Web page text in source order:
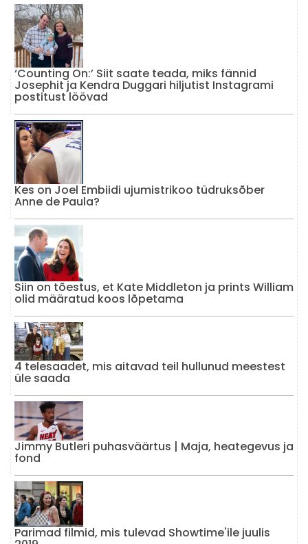
‘Counting On:’ Siit saate teada, miks fännid
Josephit ja Kendra Duggari hiljutist Instagrami
postitust löövad
Kes on Joel Embiidi ujumistrikoo tüdruksõber
Anne de Paula?
Siin on tõestus, et Kate Middleton ja prints William
olid määratud koos lõpetama
4 telesaadet, mis aitavad teil hullunud meestest
üle saada
Jimmy Butleri puhasväärtus | Maja, heategevus ja
fond
Parimad filmid, mis tulevad Showtime'ile juulis